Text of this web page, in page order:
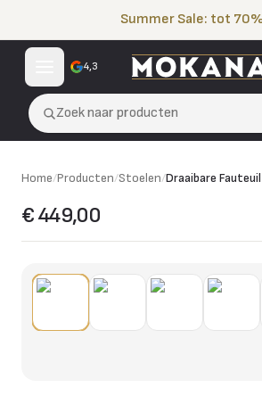
Summer Sale: tot
4,3
Zoek naar producten
Home/Producten/Stoelen/Draaibare
€ 449,00